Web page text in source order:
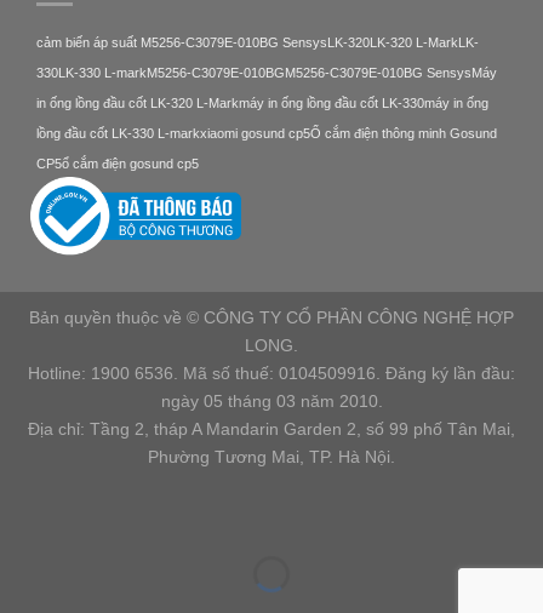
cảm biến áp suất M5256-C3079E-010BG SensysLK-320LK-320 L-MarkLK-
330LK-330 L-markM5256-C3079E-010BGM5256-C3079E-010BG SensysMáy
in ống lồng đầu cốt LK-320 L-Markmáy in ống lồng đầu cốt LK-330máy in ống
lồng đầu cốt LK-330 L-markxiaomi gosund cp5Ổ cắm điện thông minh Gosund
CP5ổ cắm điện gosund cp5
Bản quyền thuộc về © CÔNG TY CỔ PHẦN CÔNG NGHỆ HỢP
LONG.
Hotline: 1900 6536. Mã số thuế: 0104509916. Đăng ký lần đầu:
ngày 05 tháng 03 năm 2010.
Địa chỉ: Tầng 2, tháp A Mandarin Garden 2, số 99 phố Tân Mai,
Phường Tương Mai, TP. Hà Nội.